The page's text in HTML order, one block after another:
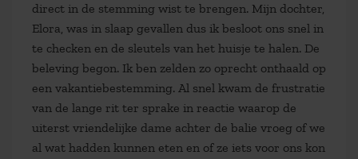
direct in de stemming wist te brengen. Mijn dochter,
Elora, was in slaap gevallen dus ik besloot ons snel in
te checken en de sleutels van het huisje te halen. De
beleving begon. Ik ben zelden zo oprecht onthaald op
een vakantiebestemming. Al snel kwam de frustratie
van de lange rit ter sprake in reactie waarop de
uiterst vriendelijke dame achter de balie vroeg of we
al wat hadden kunnen eten en of ze iets voor ons kon